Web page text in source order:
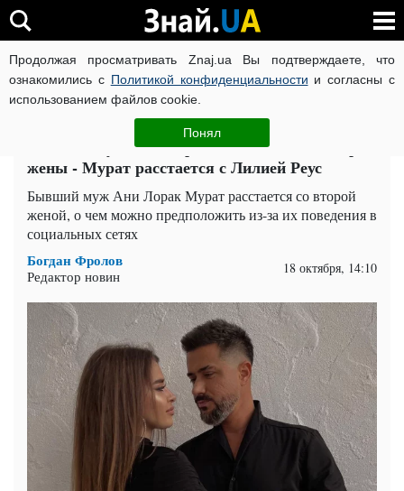
Продолжая просматривать Znaj.ua Вы подтверждаете, что
ознакомились с Политикой конфиденциальности и согласны с
использованием файлов cookie.
Понял
ВОЙНА РОССИИ ПРОТИВ УКРАИНЫ КОРОНАВИРУС В
ЧИТАТИ УКРАЇНСЬКОЮ
Бывший муж Ани Лорак "сбежал" и от второй
жены - Мурат расстается с Лилией Реус
Бывший муж Ани Лорак Мурат расстается со второй
женой, о чем можно предположить из-за их поведения в
социальных сетях
Богдан Фролов
Редактор новин 18 октября, 14:10